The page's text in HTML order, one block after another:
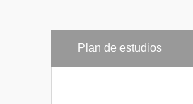
Plan de estudios